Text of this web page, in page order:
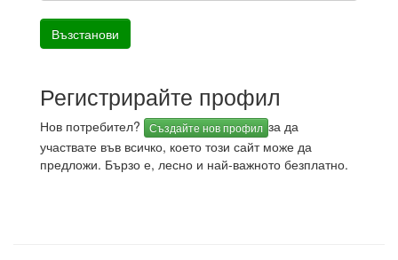
Регистрирайте профил
Нов потребител? Създайте нов профил за да
участвате във всичко, което този сайт може да
предложи. Бързо е, лесно и най-важното безплатно.